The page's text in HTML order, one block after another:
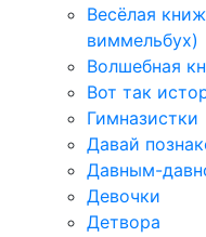
Весёлая
виммельбух)
Волшебная
Вот так
Гимназистки
Давай
Давным-
Девочки
Детвора